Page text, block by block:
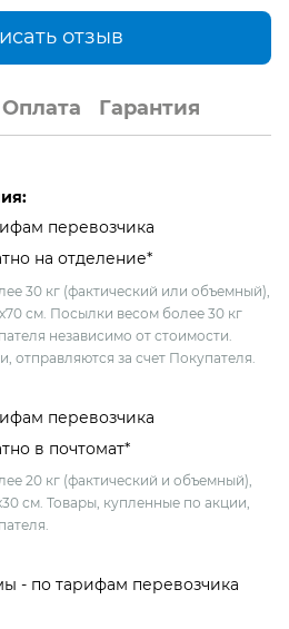
отзыв
Оплата Гарантия
перевозчика
на отделение*
30 кг (фактический или объемный),
см. Посылки весом более 30 кг
независимо от стоимости.
отправляются за счет Покупателя.
перевозчика
в почтомат*
20 кг (фактический и объемный),
см. Товары, купленные по акции,
- по тарифам перевозчика